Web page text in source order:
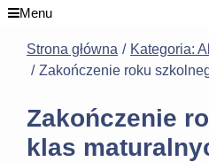
Menu
Strona główna
Kategoria:
Zakończenie roku
Zakończenie
klas